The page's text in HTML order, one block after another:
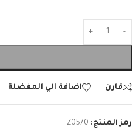
قارن اضافة الي المفضلة
رمز المنتج: Z0570